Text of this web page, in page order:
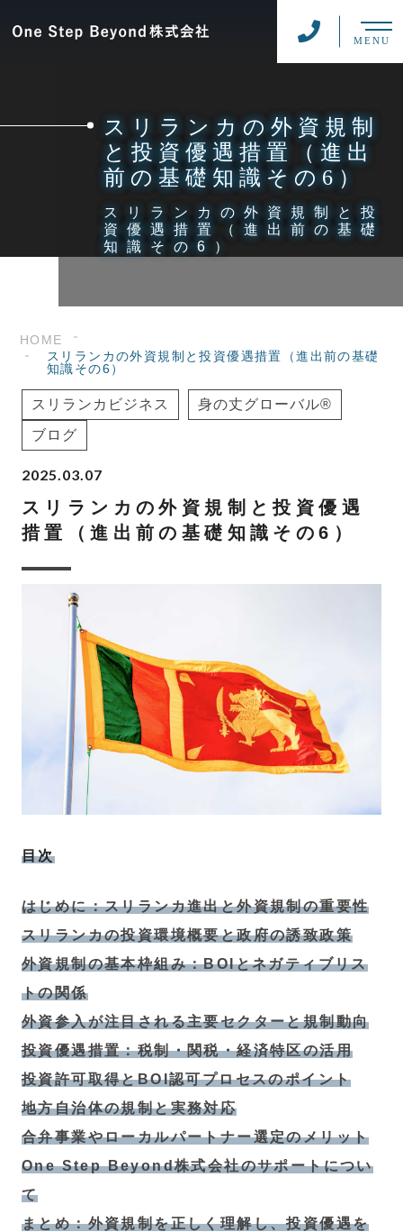
MENU
スリランカの外資規制
と投資優遇措置（進出
前の基礎知識その6）
スリランカの外資規制と投
資優遇措置（進出前の基礎
知識その6）
HOME
スリランカの外資規制と投資優遇措置（進出前の基礎
知識その6）
スリランカビジネス
身の丈グローバル®
ブログ
2025.03.07
スリランカの外資規制と投資優遇
措置（進出前の基礎知識その6）
目次
はじめに：スリランカ進出と外資規制の重要性
スリランカの投資環境概要と政府の誘致政策
外資規制の基本枠組み：BOIとネガティブリス
トの関係
外資参入が注目される主要セクターと規制動向
投資優遇措置：税制・関税・経済特区の活用
投資許可取得とBOI認可プロセスのポイント
地方自治体の規制と実務対応
合弁事業やローカルパートナー選定のメリット
One Step Beyond株式会社のサポートについ
て
まとめ：外資規制を正しく理解し、投資優遇を